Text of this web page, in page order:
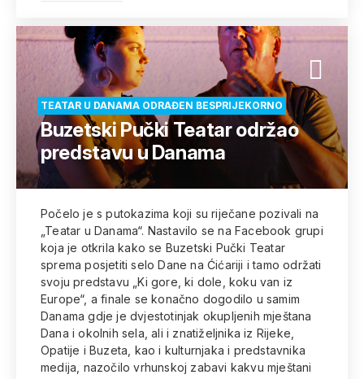
TEATAR U DANAMA ODRAĐEN BESPRIJEKORNO
Buzetski Pučki Teatar održao
predstavu u Danama
Počelo je s putokazima koji su riječane pozivali na
„Teatar u Danama“. Nastavilo se na Facebook grupi
koja je otkrila kako se Buzetski Pučki Teatar
sprema posjetiti selo Dane na Ćićariji i tamo održati
svoju predstavu „Ki gore, ki dole, koku van iz
Europe“, a finale se konačno dogodilo u samim
Danama gdje je dvjestotinjak okupljenih mještana
Dana i okolnih sela, ali i znatiželjnika iz Rijeke,
Opatije i Buzeta, kao i kulturnjaka i predstavnika
medija, nazočilo vrhunskoj zabavi kakvu mještani